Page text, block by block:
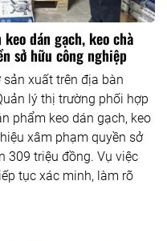
dán gạch, keo chà
sở hữu công nghiệp
xuất trên địa bàn
lý thị trường phối hợp
phẩm keo dán gạch, keo
xâm phạm quyền sở
309 triệu đồng. Vụ việc
tục xác minh, làm rõ